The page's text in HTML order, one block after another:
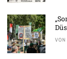
VON